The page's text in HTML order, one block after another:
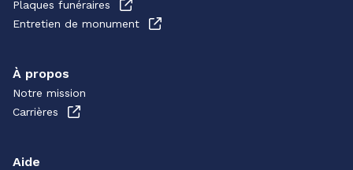
Plaques funéraires
Entretien de monument
À propos
Notre mission
Carrières
Aide